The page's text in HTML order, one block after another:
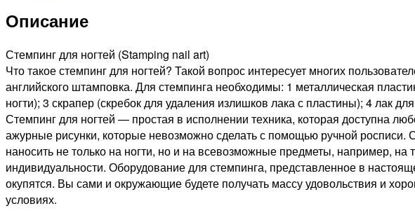
стемпинга
102
Описание
Стемпинг для ногтей (Stamping nail art)
Что такое стемпинг для ногтей? Такой вопрос интересует многих
английского штамповка. Для стемпинга необходимы: 1 металлическая
ногти); 3 скрапер (скребок для удаления излишков лака с пластины); 4 лак
Стемпинг для ногтей — простая в исполнении техника, которая доступна
ажурные рисунки, которые невозможно сделать с помощью ручной
наносить не только на ногти, но и на всевозможные предметы, например,
индивидуальности. Оборудование для стемпинга, представленное в
окупятся. Вы сами и окружающие будете получать массу удовольствия и
условиях.